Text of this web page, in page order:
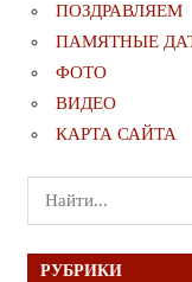
ПОЗДРАВЛЯЕМ
ПАМЯТНЫЕ
ФОТО
ВИДЕО
КАРТА САЙТА
Поиск
для:
РУБРИКИ